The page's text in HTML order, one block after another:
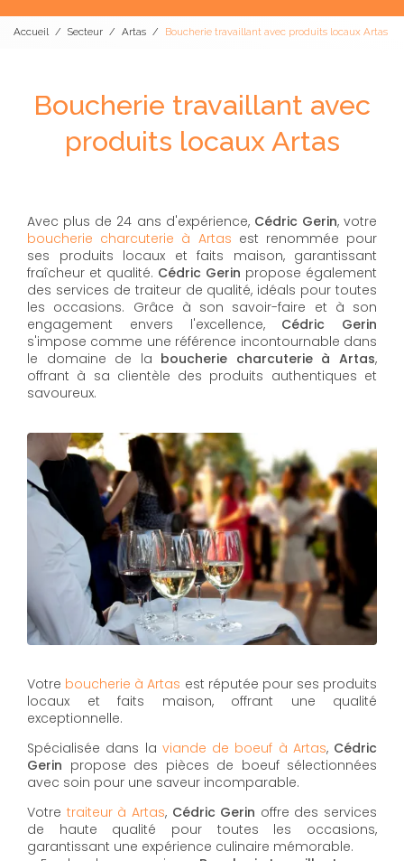
Accueil Secteur Artas Boucherie travaillant avec produits locaux Artas
Boucherie travaillant avec
produits locaux Artas
Avec plus de 24 ans d'expérience, Cédric Gerin, votre
boucherie charcuterie à Artas est renommée pour
ses produits locaux et faits maison, garantissant
fraîcheur et qualité. Cédric Gerin propose également
des services de traiteur de qualité, idéals pour toutes
les occasions. Grâce à son savoir-faire et à son
engagement envers l'excellence, Cédric Gerin
s'impose comme une référence incontournable dans
le domaine de la boucherie charcuterie à Artas,
offrant à sa clientèle des produits authentiques et
savoureux.
Votre boucherie à Artas est réputée pour ses produits
locaux et faits maison, offrant une qualité
exceptionnelle.
Spécialisée dans la viande de boeuf à Artas, Cédric
Gerin propose des pièces de boeuf sélectionnées
avec soin pour une saveur incomparable.
Votre traiteur à Artas, Cédric Gerin offre des services
de haute qualité pour toutes les occasions,
garantissant une expérience culinaire mémorable.